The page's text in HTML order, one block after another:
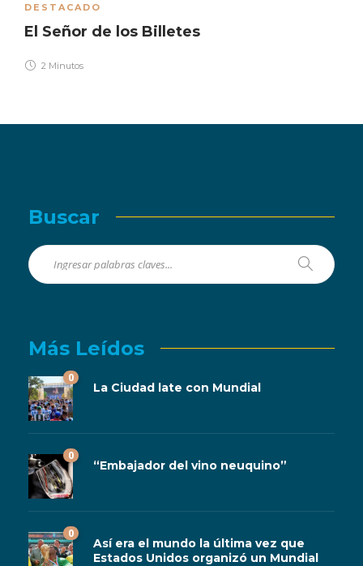
DESTACADO
El Señor de los Billetes
2 Minutos
Buscar
Más Leídos
0
La Ciudad late con Mundial
0
“Embajador del vino neuquino”
0
Así era el mundo la última vez que
Estados Unidos organizó un Mundial